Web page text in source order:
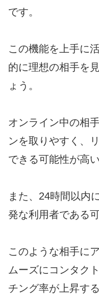
です。
この機能を上手に
的に理想の相手を
ょう。
オンライン中の相
ンを取りやすく、
できる可能性が高い
また、24時間以内
発な利用者である
このような相手に
ムーズにコンタク
チング率が上昇す